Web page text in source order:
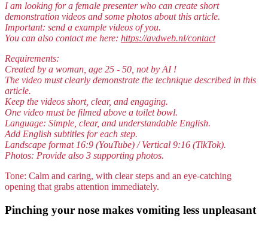
I am looking for a female presenter who can create short
demonstration videos and some photos about this article.
Important: send a example videos of you.
You can also contact me here: https://avdweb.nl/contact
Requirements:
Created by a woman, age 25 - 50, not by AI !
The video must clearly demonstrate the technique described in this
article.
Keep the videos short, clear, and engaging.
One video must be filmed above a toilet bowl.
Language: Simple, clear, and understandable English.
Add English subtitles for each step.
Landscape format 16:9 (YouTube) / Vertical 9:16 (TikTok).
Photos: Provide also 3 supporting photos.
Tone: Calm and caring, with clear steps and an eye-catching
opening that grabs attention immediately.
Pinching your nose makes vomiting less unpleasant